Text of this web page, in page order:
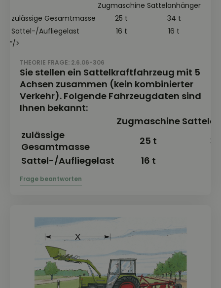
Zugmaschine Sattelanhänger
zulässige Gesamtmasse
25 t
34 t
Sattel-/Aufliegelast
16 t
16 t
“/>
THEORIE FRAGE: 2.6.06-306
Sie stellen ein Sattelkraftfahrzeug mit 5
Achsen zusammen (kein kombinierter
Verkehr). Folgende Fahrzeugdaten sind
Ihnen bekannt:
Zugmaschine
zulässige
Gesamtmasse
25 t
Sattel-/Aufliegelast
16 t